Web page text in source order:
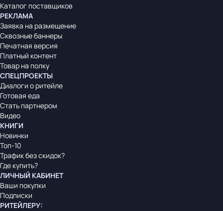
Каталог поставщиков
РЕКЛАМА
Заявка на размещение
Сквозные баннеры
Печатная версия
Платный контент
Товар на полку
СПЕЦПРОЕКТЫ
Диалоги о ритейле
Готовая еда
Стать партнером
Видео
КНИГИ
Новинки
Топ-10
Трафик без скидок?
Где купить?
ЛИЧНЫЙ КАБИНЕТ
Ваши покупки
Подписки
РИТЕЙЛЕРУ: